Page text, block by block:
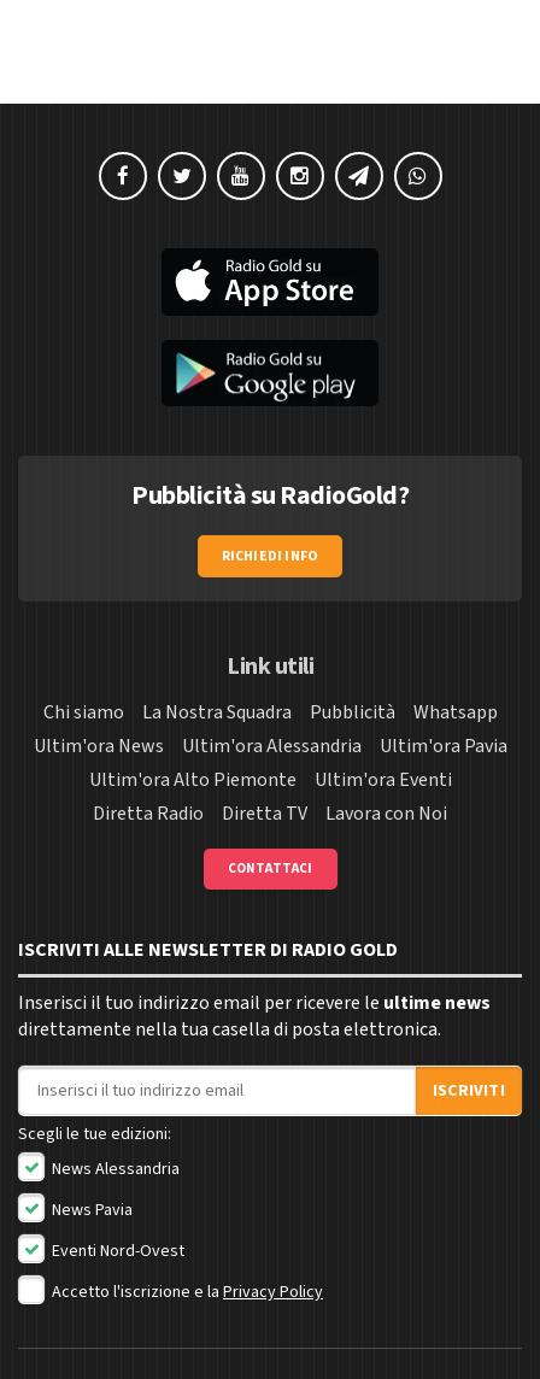
Pubblicità su RadioGold?
RICHIEDI INFO
Link utili
Chi siamo La Nostra Squadra Pubblicità
Whatsapp
Ultim'ora News
Ultim'ora Alessandria
Ultim'ora Pavia
Ultim'ora Alto Piemonte
Ultim'ora Eventi
Diretta Radio
Diretta TV Lavora con Noi
CONTATTACI
ISCRIVITI ALLE NEWSLETTER DI RADIO GOLD
Inserisci il tuo indirizzo email per ricevere le ultime news
direttamente nella tua casella di posta elettronica.
Indirizzo email
ISCRIVITI
Scegli le tue edizioni:
News Alessandria
News Pavia
Eventi Nord-Ovest
Accetto l'iscrizione e la Privacy Policy